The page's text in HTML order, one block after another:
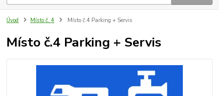
Úvod Místo č. 4 Místo č.4 Parking + Servis
Místo č.4 Parking + Servis